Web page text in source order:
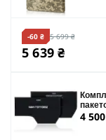
-60 ₴ 5 699 ₴
5 639 ₴
4